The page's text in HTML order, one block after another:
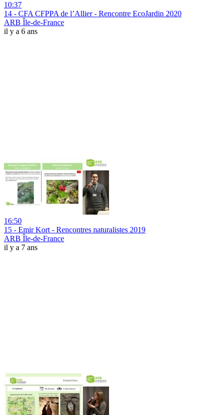
10:37
14 - CFA CFPPA de l’Allier - Rencontre EcoJardin 2020
ARB Île-de-France
il y a 6 ans
16:50
15 - Emir Kort - Rencontres naturalistes 2019
ARB Île-de-France
il y a 7 ans